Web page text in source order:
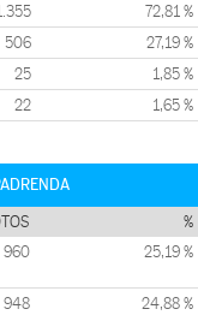
72,81 %
506 27,19 %
25 1,85 %
22 1,65 %
%
960 25,19 %
948 24,88 %